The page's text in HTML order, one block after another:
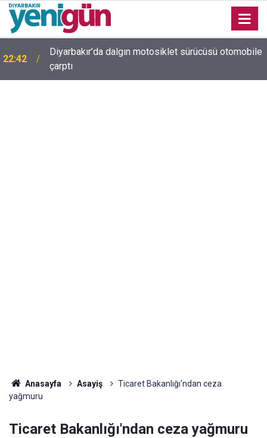
22:37
Diyarbakır trafiğinde şaşırtan görüntü: Dönüp dönüp
baktılar
Anasayfa Asayiş
Ticaret Bakanlığı'ndan ceza
yağmuru
Ticaret Bakanlığı'ndan ceza yağmuru